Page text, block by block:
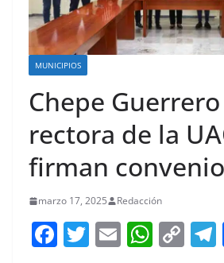
MUNICIPIOS
Chepe
rectora de la
firman convenio
marzo 17, 2025 Redacción
F T E W C